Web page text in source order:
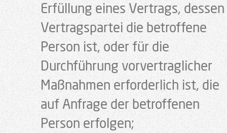
Erfüllung eines Vertrags, dessen
Vertragspartei die betroffene
Person ist, oder für die
Durchführung vorvertraglicher
Maßnahmen erforderlich ist, die
auf Anfrage der betroffenen
Person erfolgen;